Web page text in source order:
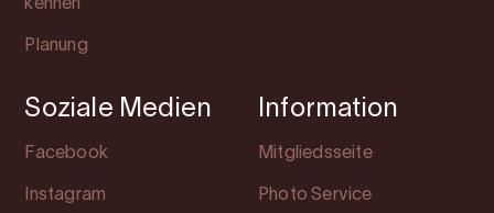
kennen
Planung
Soziale Medien
Facebook
Instagram
Information
Mitgliedsseite
Photo Service